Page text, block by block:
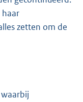
haar
zetten om de